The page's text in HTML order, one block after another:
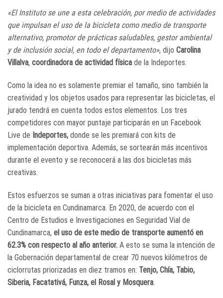
«El Instituto se une a esta celebración, por medio de actividades
que impulsan el uso de la bicicleta como medio de transporte
alternativo, promotor de prácticas saludables, gestor ambiental
y de inclusión social, en todo el departamento», dijo Carolina
Villalva, coordinadora de actividad física de la Indeportes.
Como la idea no es solamente premiar el tamaño, sino también la
creatividad y los objetos usados para representar las bicicletas, el
jurado tendrá en cuenta todos estos elementos. Los tres
competidores con mayor puntaje participarán en un Facebook
Live de Indeportes, donde se les premiará con kits de
implementación deportiva. Además, se sortearán más incentivos
durante el evento y se reconocerá a las dos bicicletas más
creativas.
Estos esfuerzos se suman a otras iniciativas para fomentar el uso
de la bicicleta en Cundinamarca. En 2020, de acuerdo con el
Centro de Estudios e Investigaciones en Seguridad Vial de
Cundinamarca, el uso de este medio de transporte aumentó en
62.3% con respecto al año anterior. A esto se suma la intención de
la Gobernación departamental de crear 70 nuevos kilómetros de
ciclorrutas priorizadas en diez tramos en: Tenjo, Chía, Tabio,
Siberia, Facatativá, Funza, el Rosal y Mosquera.